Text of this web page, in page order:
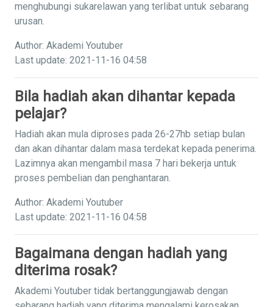
menghubungi sukarelawan yang terlibat untuk sebarang
urusan.
Author: Akademi Youtuber
Last update: 2021-11-16 04:58
Bila hadiah akan dihantar kepada
pelajar?
Hadiah akan mula diproses pada 26-27hb setiap bulan
dan akan dihantar dalam masa terdekat kepada penerima.
Lazimnya akan mengambil masa 7 hari bekerja untuk
proses pembelian dan penghantaran.
Author: Akademi Youtuber
Last update: 2021-11-16 04:58
Bagaimana dengan hadiah yang
diterima rosak?
Akademi Youtuber tidak bertanggungjawab dengan